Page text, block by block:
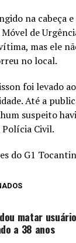
na cabeça
de
mas ele
no local.
foi levado
Até a
suspeito
Civil.
do G1
matar
a 38 anos